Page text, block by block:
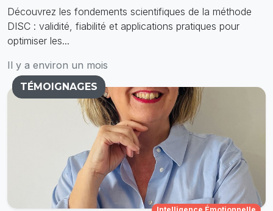
Découvrez les fondements scientifiques de la méthode
DISC : validité, fiabilité et applications pratiques pour
optimiser les...
Il y a environ un mois
TÉMOIGNAGES